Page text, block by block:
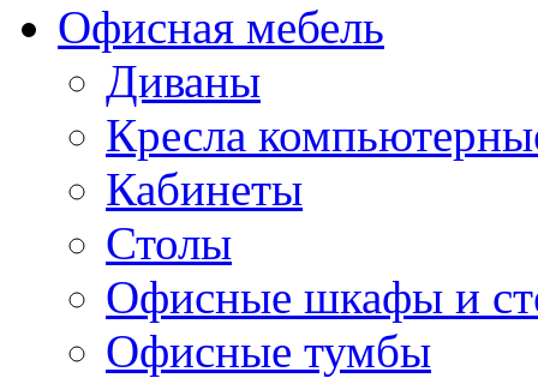
Офисная мебель
Диваны
Кресла
Кабинеты
Столы
Офисные шкафы и
Офисные тумбы